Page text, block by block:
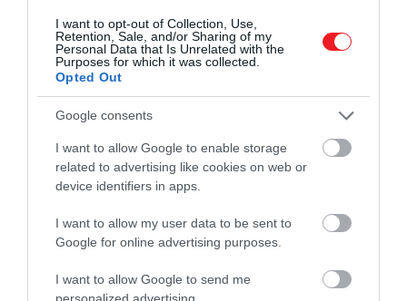
I want to opt-out of Collection, Use,
Retention, Sale, and/or Sharing of my
Personal Data that Is Unrelated with the
Purposes for which it was collected.
Opted Out
Google consents
I want to allow Google to enable storage
related to advertising like cookies on web or
device identifiers in apps.
I want to allow my user data to be sent to
Google for online advertising purposes.
I want to allow Google to send me
personalized advertising.
2026. JÚNIUS 25. ● BÓDY KOLOS